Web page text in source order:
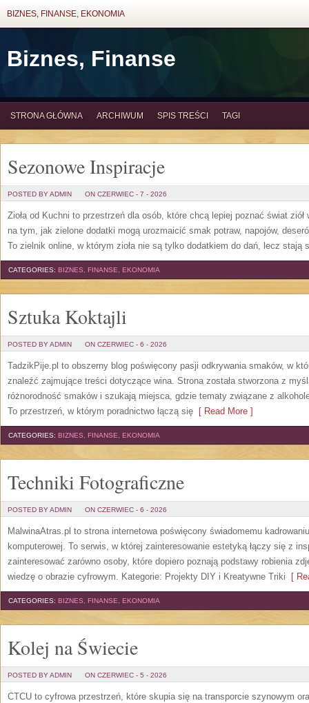
BIZNES, FINANSE, EKONOMIA
Biznes, Finanse
STRONA GŁÓWNA ARCHIWUM SPIS TREŚCI TAGI
Sezonowe Inspiracje
POSTED BY ADMIN ON CZERWIEC - 7 - 2026
Zioła od Kuchni to przestrzeń dla osób, które chcą lepiej poznać świat
na tym, jak zielone dodatki mogą urozmaicić smak potraw, napojów,
To zielnik online, w którym zioła nie są tylko dodatkiem do dań, lecz stają
CATEGORIES: BIZNES, FINANSE, EKONOMIA
Sztuka Koktajli
POSTED BY ADMIN ON CZERWIEC - 6 - 2026
TadzikPije.pl to obszerny blog poświęcony pasji odkrywania smaków, w
znaleźć zajmujące treści dotyczące wina. Strona została stworzona z
różnorodność smaków i szukają miejsca, gdzie tematy związane z
To przestrzeń, w którym poradnictwo łączą się [ Read More ]
CATEGORIES: BIZNES, FINANSE, EKONOMIA
Techniki Fotograficzne
POSTED BY ADMIN ON CZERWIEC - 6 - 2026
MalwinaAtras.pl to strona internetowa poświęcony świadomemu
komputerowej. To serwis, w której zainteresowanie estetyką łączy się z
zainteresować zarówno osoby, które dopiero poznają podstawy robienia
wiedzę o obrazie cyfrowym. Kategorie: Projekty DIY i Kreatywne Triki [
CATEGORIES: BIZNES, FINANSE, EKONOMIA
Kolej na Świecie
POSTED BY ADMIN ON CZERWIEC - 5 - 2026
CTCU to cyfrowa przestrzeń, które skupia się na transporcie szynowym